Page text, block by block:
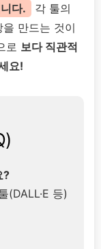
다.
각 툴의
만드는 것이
로 보다 직관적
요!
?
(DALL·E 등)